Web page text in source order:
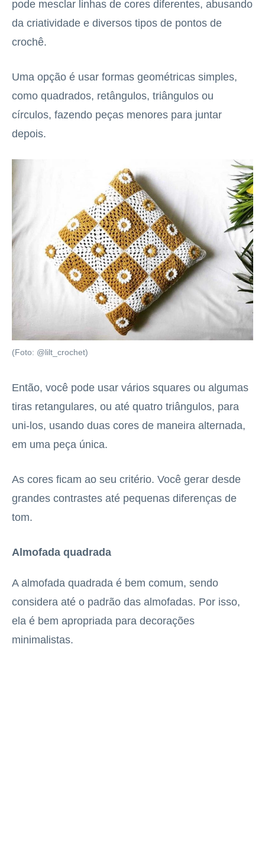
pode mesclar linhas de cores diferentes, abusando
da criatividade e diversos tipos de pontos de
crochê.
Uma opção é usar formas geométricas simples,
como quadrados, retângulos, triângulos ou
círculos, fazendo peças menores para juntar
depois.
(Foto: @lilt_crochet)
Então, você pode usar vários squares ou algumas
tiras retangulares, ou até quatro triângulos, para
uni-los, usando duas cores de maneira alternada,
em uma peça única.
As cores ficam ao seu critério. Você gerar desde
grandes contrastes até pequenas diferenças de
tom.
Almofada quadrada
A almofada quadrada é bem comum, sendo
considera até o padrão das almofadas. Por isso,
ela é bem apropriada para decorações
minimalistas.